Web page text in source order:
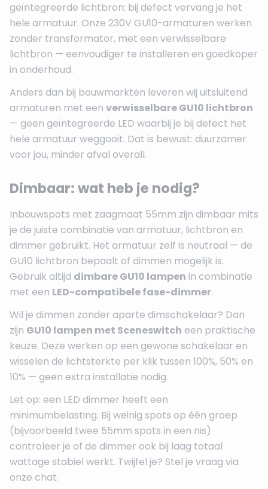
geïntegreerde lichtbron: bij defect vervang je het
hele armatuur. Onze 230V GU10-armaturen werken
zonder transformator, met een verwisselbare
lichtbron — eenvoudiger te installeren en goedkoper
in onderhoud.
Anders dan bij bouwmarkten leveren wij uitsluitend
armaturen met een verwisselbare GU10 lichtbron
— geen geïntegreerde LED waarbij je bij defect het
hele armatuur weggooit. Dat is bewust: duurzamer
voor jou, minder afval overall.
Dimbaar: wat heb je nodig?
Inbouwspots met zaagmaat 55mm zijn dimbaar mits
je de juiste combinatie van armatuur, lichtbron en
dimmer gebruikt. Het armatuur zelf is neutraal — de
GU10 lichtbron bepaalt of dimmen mogelijk is.
Gebruik altijd dimbare GU10 lampen in combinatie
met een LED-compatibele fase-dimmer.
Wil je dimmen zonder aparte dimschakelaar? Dan
zijn GU10 lampen met Sceneswitch een praktische
keuze. Deze werken op een gewone schakelaar en
wisselen de lichtsterkte per klik tussen 100%, 50% en
10% — geen extra installatie nodig.
Let op: een LED dimmer heeft een
minimumbelasting. Bij weinig spots op één groep
(bijvoorbeeld twee 55mm spots in een nis)
controleer je of de dimmer ook bij laag totaal
wattage stabiel werkt. Twijfel je? Stel je vraag via
onze chat.